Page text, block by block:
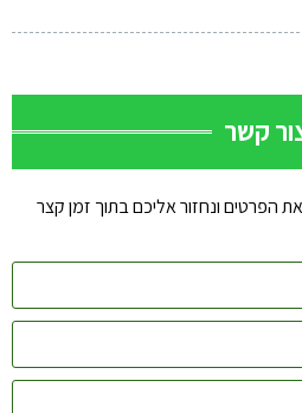
קשר
הפרטים ונחזור אליכם בתוך זמן קצר